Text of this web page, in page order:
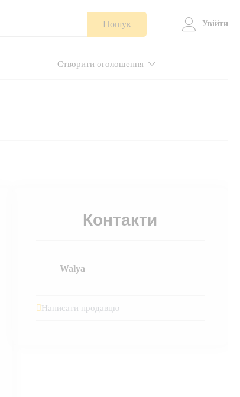
Пошук Увійти
Створити оголошення
Контакти
Walya
Написати продавцю